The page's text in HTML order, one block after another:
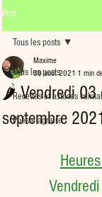
Post
Tous les posts
Recettes et astuces
Poésie agraire
Tous les posts
🌶 Vendredi 03
septembre
Maxime
30 août 2021 1 min